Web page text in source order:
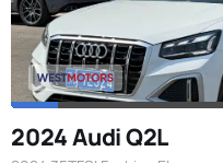
2024 Audi Q2L